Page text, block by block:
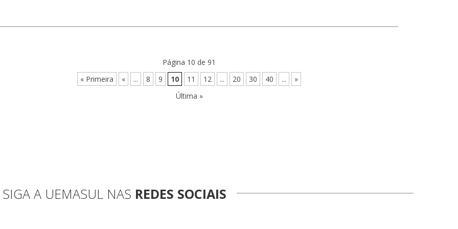
Página 10 de 91
« Primeira
« ... 8 9 10 11 12 ... 20 30 40 ...
»
Última »
SIGA A UEMASUL NAS REDES SOCIAIS